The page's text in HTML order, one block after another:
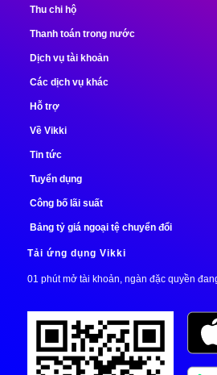
Thu chi hộ
Thanh toán trong nước
Dịch vụ tài khoản
Các dịch vụ khác
Hỗ trợ
Về Vikki
Tin tức
Tuyển dụng
Công bố lãi suất
Bảng tỷ giá ngoại tệ chuyển đổi
Tải ứng dụng Vikki
01 phút mở tài khoản, ngàn đặc quyền